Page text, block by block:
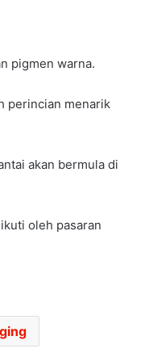
pigmen warna.
perincian menarik
akan bermula di
oleh pasaran
DEDAH NX7
TEKNOLOGI